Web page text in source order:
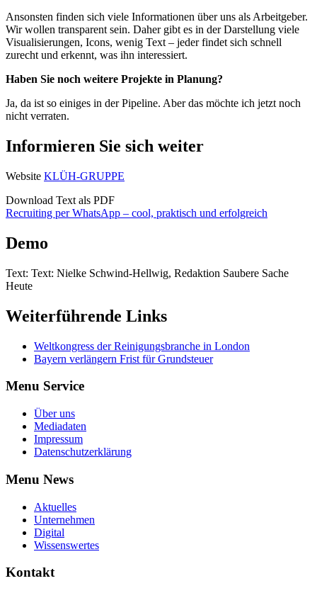
Ansonsten finden sich viele Informationen über uns als Arbeitgeber.
Wir wollen transparent sein. Daher gibt es in der Darstellung viele
Visualisierungen, Icons, wenig Text – jeder findet sich schnell
zurecht und erkennt, was ihn interessiert.
Haben Sie noch weitere Projekte in Planung?
Ja, da ist so einiges in der Pipeline. Aber das möchte ich jetzt noch
nicht verraten.
Informieren Sie sich weiter
Website KLÜH-GRUPPE
Download Text als PDF
Recruiting per WhatsApp – cool, praktisch und erfolgreich
Demo
Text: Text: Nielke Schwind-Hellwig, Redaktion Saubere Sache
Heute
Weiterführende Links
Weltkongress der Reinigungsbranche in London
Bayern verlängern Frist für Grundsteuer
Menu Service
Über uns
Mediadaten
Impressum
Datenschutzerklärung
Menu News
Aktuelles
Unternehmen
Digital
Wissenswertes
Kontakt